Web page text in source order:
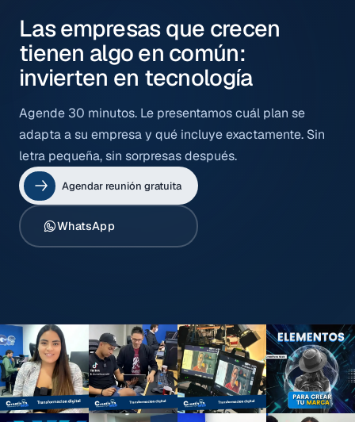
Las empresas que crecen
tienen algo en común:
invierten en tecnología
Agende 30 minutos. Le presentamos cuál plan se
adapta a su empresa y qué incluye exactamente. Sin
letra pequeña, sin sorpresas después.
Agendar reunión gratuita
WhatsApp